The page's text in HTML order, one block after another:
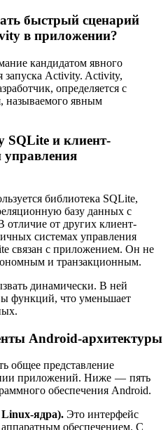
быстрый сценарий
в приложении?
кандидатом явного
запуска Activity. Activity,
определяется с
называемого явным
SQLite и клиент-
управления
библиотека SQLite,
базу данных с
от других клиент-
системах управления
связан с приложением. Он не
и транзакционным.
динамически. В ней
функций, что уменьшает
Android-архитектуры
общее представление
приложений. Ниже — пять
обеспечения Android.
ядра). Это интерфейс
обеспечением. С